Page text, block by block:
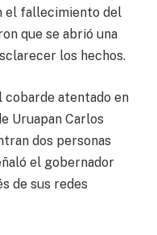
el fallecimiento del
que se abrió una
los hechos.
cobarde atentado en
Uruapan Carlos
dos personas
el gobernador
de sus redes